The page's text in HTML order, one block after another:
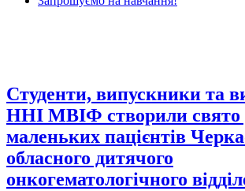
Студенти, випускники та
ННІ МВІФ створили свято
маленьких пацієнтів
обласного дитячого
онкогематологічного